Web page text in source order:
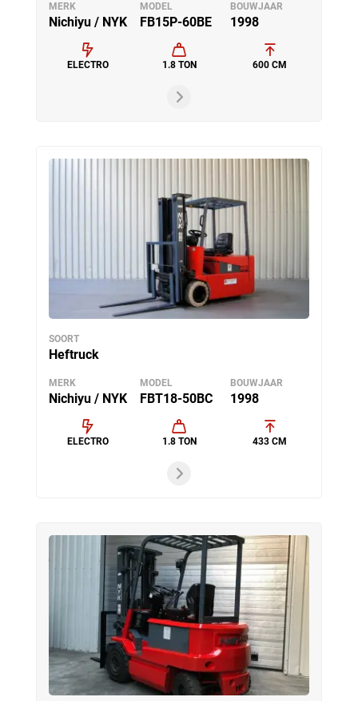
MERK
Nichiyu / NYK
MODEL
FB15P-60BE
BOUWJAAR
1998
ELECTRO 1.8 TON 600 CM
SOORT
Heftruck
MERK
Nichiyu / NYK
MODEL
FBT18-50BC
BOUWJAAR
1998
ELECTRO 1.8 TON 433 CM